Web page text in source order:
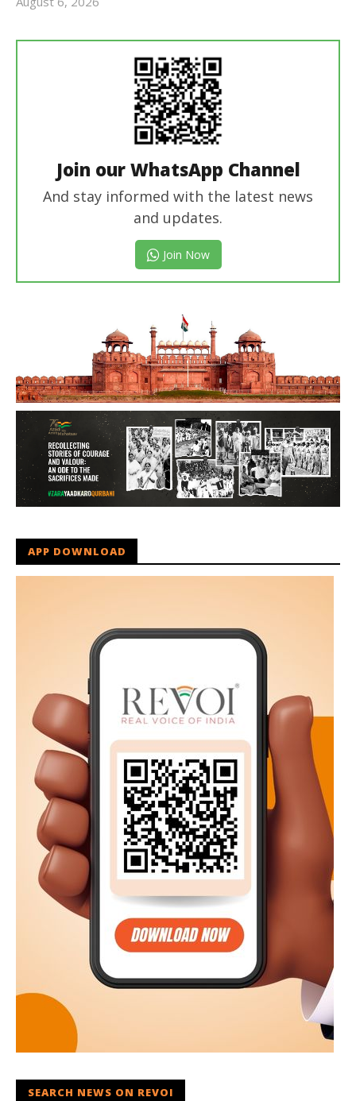
Join our WhatsApp Channel
And stay informed with the latest news
and updates.
Join Now
APP DOWNLOAD
SEARCH NEWS ON REVOI